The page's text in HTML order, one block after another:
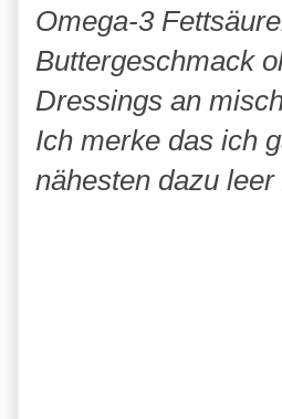
Omega-3
Buttergeschmack
Dressings an
Ich merke das ich
nähesten dazu